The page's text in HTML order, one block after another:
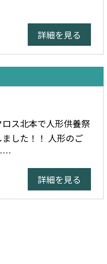
詳細を見る
ス北本で人形供養祭
した！！ 人形のご
詳細を見る